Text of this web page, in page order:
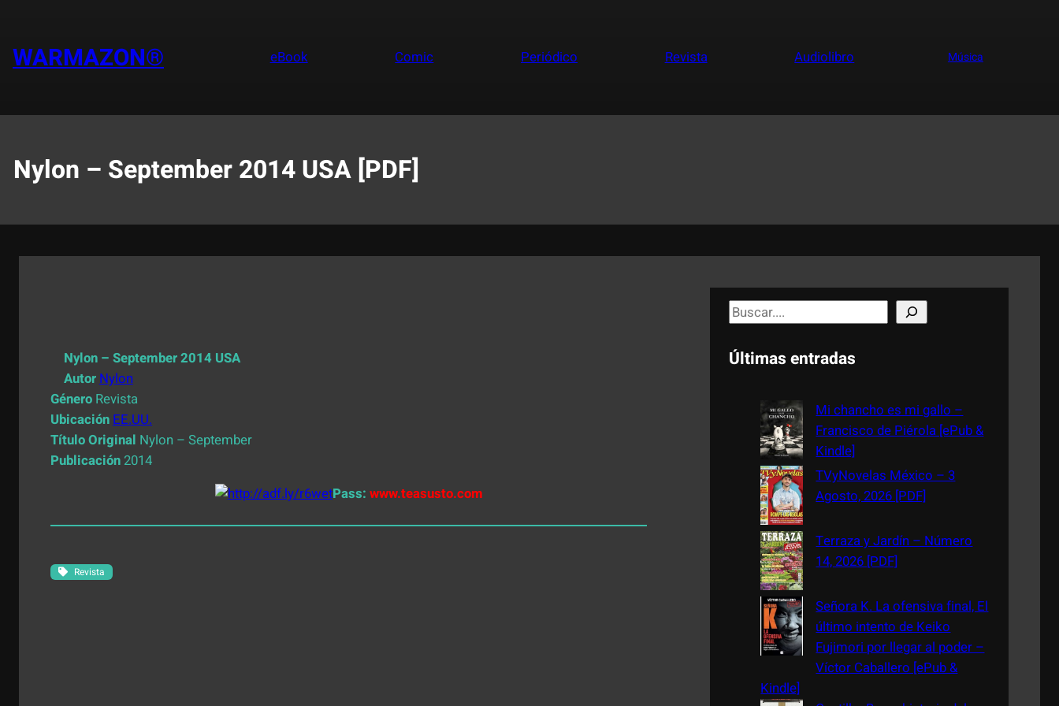
contenido
WARMAZON® eBook Comic Periódico Revista Audiolibro Música
Nylon – September 2014 USA [PDF]
Nylon – September 2014 USA
Autor Nylon
Género Revista
Ubicación EE.UU.
Título Original Nylon – September
Publicación 2014
Pass: www.teasusto.com
Revista
S
e
a
Últimas entradas
Mi chancho es mi gallo –
Francisco de Piérola [ePub &
Kindle]
TVyNovelas México – 3
Agosto, 2026 [PDF]
Terraza y Jardín – Número
14, 2026 [PDF]
Señora K. La ofensiva final, El
último intento de Keiko
Fujimori por llegar al poder –
Víctor Caballero [ePub &
Kindle]